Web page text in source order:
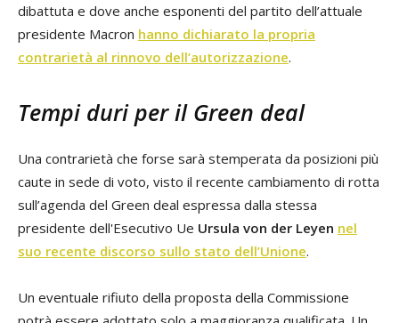
dibattuta e dove anche esponenti del partito dell’attuale
presidente Macron hanno dichiarato la propria
contrarietà al rinnovo dell’autorizzazione.
Tempi duri per il Green deal
Una contrarietà che forse sarà stemperata da posizioni più
caute in sede di voto, visto il recente cambiamento di rotta
sull’agenda del Green deal espressa dalla stessa
presidente dell'Esecutivo Ue Ursula von der Leyen nel
suo recente discorso sullo stato dell’Unione.
Un eventuale rifiuto della proposta della Commissione